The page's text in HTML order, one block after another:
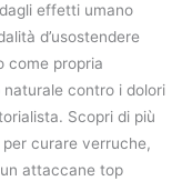
effetti umano
d’usostendere
come propria
contro i dolori
Scopri di più
curare verruche,
attaccane top